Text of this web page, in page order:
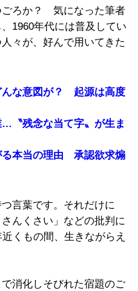
ごろか？ 気になった筆者
1960年代には普及してい
々が、好んで用いてきた
んな意図が？ 起源は高度
…〝残念な当て字〟が生ま
る本当の理由 承認欲求煽
言葉です。それだけに
んくさい」などの批判に
くもの間、生きながらえ
消化しそびれた宿題のご